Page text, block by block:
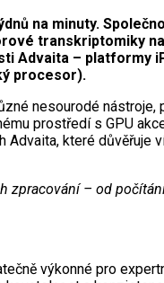
na minuty.
transkriptomiky
Advaita – platformy
procesor).
nesourodé nástroje,
prostředí s GPU
které důvěřuje
zpracování – od
výkonné pro